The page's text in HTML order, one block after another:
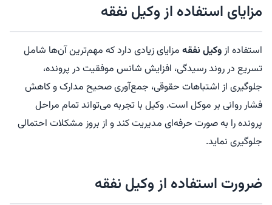
مزایای استفاده از وکیل نفقه
استفاده ازوکیل نفقه مزایای زیادی دارد که مهم‌ترین آن‌ها شامل
تسریع در روند رسیدگی، افزایش شانس موفقیت در پرونده،
جلوگیری از اشتباهات حقوقی، جمع‌آوری صحیح مدارک و کاهش
فشار روانی بر موکل است. وکیل با تجربه می‌تواند تمام مراحل
پرونده را به صورت حرفه‌ای مدیریت کند و از بروز مشکلات احتمالی
جلوگیری نماید.
ضرورت استفاده از وکیل نفقه